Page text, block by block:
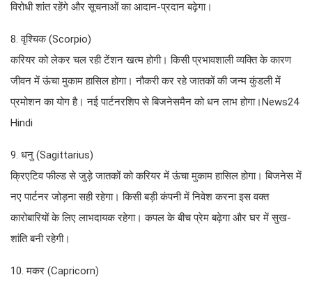
विरोधी शांत रहेंगे और सूचनाओं का आदान-प्रदान बढ़ेगा।
8. वृश्चिक (Scorpio)
करियर को लेकर चल रही टेंशन खत्म होगी। किसी प्रभावशाली व्यक्ति के कारण
जीवन में ऊंचा मुकाम हासिल होगा। नौकरी कर रहे जातकों की जन्म कुंडली में
प्रमोशन का योग है। नई पार्टनरशिप से बिजनेसमैन को धन लाभ होगा।News24
Hindi
9. धनु (Sagittarius)
क्रिएटिव फील्ड से जुड़े जातकों को करियर में ऊंचा मुकाम हासिल होगा। बिजनेस में
नए पार्टनर जोड़ना सही रहेगा। किसी बड़ी कंपनी में निवेश करना इस वक्त
कारोबारियों के लिए लाभदायक रहेगा। कपल के बीच प्रेम बढ़ेगा और घर में सुख-
शांति बनी रहेगी।
10. मकर (Capricorn)